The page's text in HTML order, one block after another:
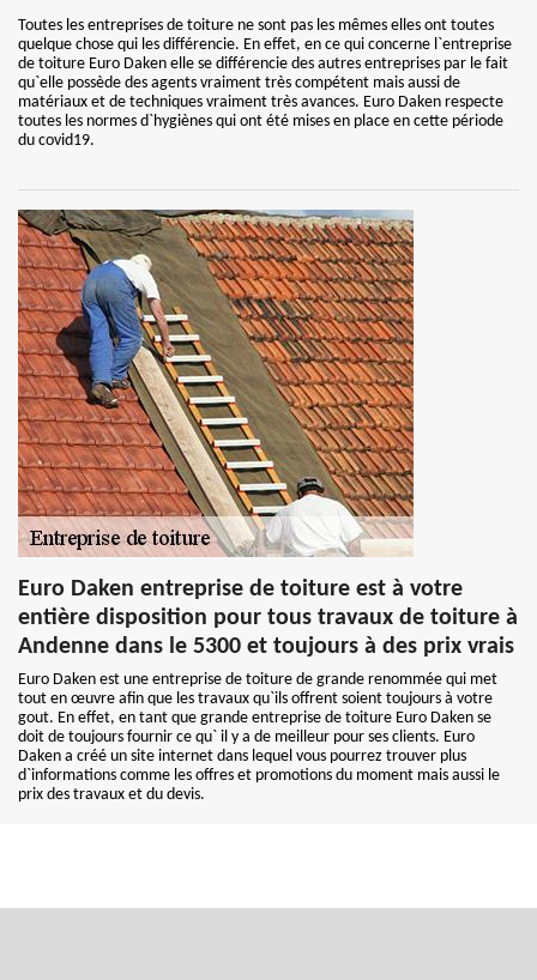
Toutes les entreprises de toiture ne sont pas les mêmes elles ont toutes
quelque chose qui les différencie. En effet, en ce qui concerne l`entreprise
de toiture Euro Daken elle se différencie des autres entreprises par le fait
qu`elle possède des agents vraiment très compétent mais aussi de
matériaux et de techniques vraiment très avances. Euro Daken respecte
toutes les normes d`hygiènes qui ont été mises en place en cette période
du covid19.
Euro Daken entreprise de toiture est à votre
entière disposition pour tous travaux de toiture à
Andenne dans le 5300 et toujours à des prix vrais
Euro Daken est une entreprise de toiture de grande renommée qui met
tout en œuvre afin que les travaux qu`ils offrent soient toujours à votre
gout. En effet, en tant que grande entreprise de toiture Euro Daken se
doit de toujours fournir ce qu` il y a de meilleur pour ses clients. Euro
Daken a créé un site internet dans lequel vous pourrez trouver plus
d`informations comme les offres et promotions du moment mais aussi le
prix des travaux et du devis.